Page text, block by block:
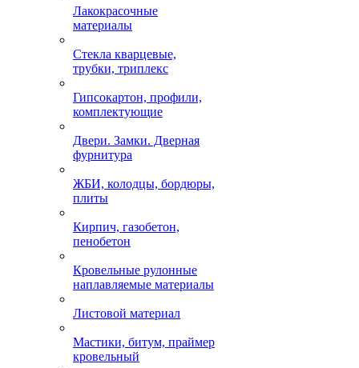
Лакокрасочные
материалы
Стекла кварцевые,
трубки, триплекс
Гипсокартон, профили,
комплектующие
Двери. Замки. Дверная
фурнитура
ЖБИ, колодцы, бордюры,
плиты
Кирпич, газобетон,
пенобетон
Кровельные рулонные
наплавляемые материалы
Листовой материал
Мастики, битум, праймер
кровельный